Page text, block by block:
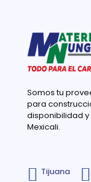
Somos tu
para
disponibilidad y
Mexicali.
Tijuana